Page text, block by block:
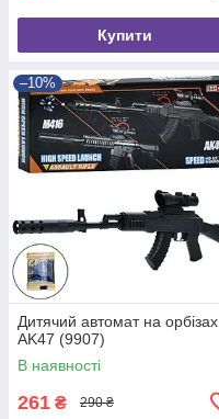
Купити
–10%
Дитячий автомат на орбізах
AK47 (9907)
В наявності
261 ₴ 290 ₴